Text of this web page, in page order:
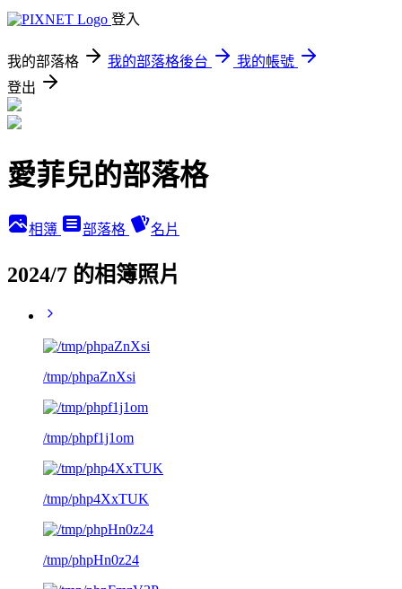
登入
我的部落格 我的部落格後台
我的帳號
登出
愛菲兒的部落格
相簿 部落格 名片
2024/7 的相簿照片
/tmp/phpaZnXsi
/tmp/phpf1j1om
/tmp/php4XxTUK
/tmp/phpHn0z24